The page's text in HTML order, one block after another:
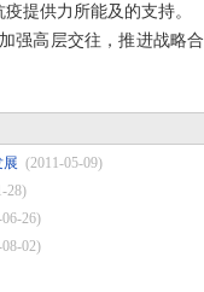
提供力所能及的支持。
高层交往，推进战略
(2011-05-09)
28)
26)
02)